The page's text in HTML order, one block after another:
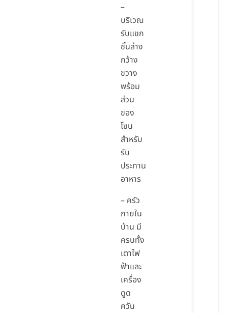
–
บริเวณ
รับแขก
ชั้นล่าง
กว้าง
ขวาง
พร้อม
ส่วน
ของ
โซน
สำหรับ
รับ
ประทาน
อาหาร
– ครัว
ภายใน
บ้าน มี
ครบทั้ง
เตาไฟ
ฟ้าและ
เครื่อง
ดูด
ควัน